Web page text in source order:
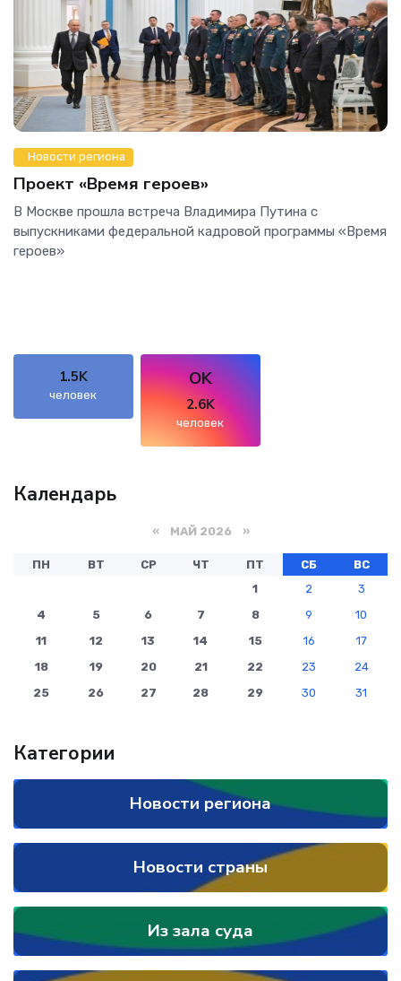
Новости региона
Проект «Время героев»
В Москве прошла встреча Владимира Путина с
выпускниками федеральной кадровой программы «Время
героев»
1.5K
человек
OK
2.6K
человек
Календарь
«МАЙ 2026 »
ПН ВТ СР ЧТ ПТ СБ
ВС
1
2
3
4
5 6 7 8 9
10
11
12 13 14 15 16
17
18
19 20 21 22 23
24
25
26 27 28 29 30 31
Категории
Новости региона
Новости страны
Из зала суда